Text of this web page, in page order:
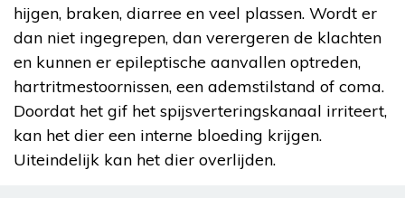
hijgen, braken, diarree en veel plassen. Wordt er
dan niet ingegrepen, dan verergeren de klachten
en kunnen er epileptische aanvallen optreden,
hartritmestoornissen, een ademstilstand of coma.
Doordat het gif het spijsverteringskanaal irriteert,
kan het dier een interne bloeding krijgen.
Uiteindelijk kan het dier overlijden.